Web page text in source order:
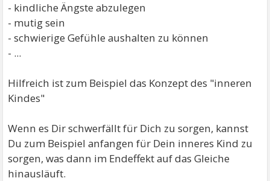
- kindliche Ängste abzulegen
- mutig sein
- schwierige Gefühle aushalten zu können
- ...
Hilfreich ist zum Beispiel das Konzept des "inneren
Kindes"
Wenn es Dir schwerfällt für Dich zu sorgen, kannst
Du zum Beispiel anfangen für Dein inneres Kind zu
sorgen, was dann im Endeffekt auf das Gleiche
hinausläuft.